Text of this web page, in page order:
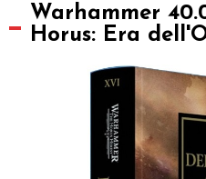
Home
Giochi di Ruolo
Warhammer
Horus: Era